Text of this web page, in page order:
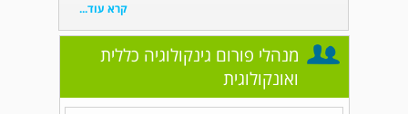
קרא עוד...
מנהלי פורום גינקולוגיה כללית
ואונקולוגית